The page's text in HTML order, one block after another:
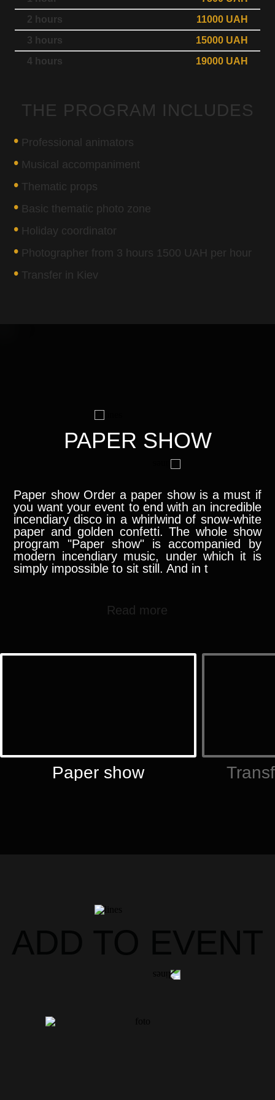
2 hours
11000 UAH
3 hours
15000 UAH
4 hours
19000 UAH
THE PROGRAM INCLUDES
Professional animators
Musical accompaniment
Thematic props
Basic thematic photo zone
Holiday coordinator
Photographer from 3 hours 1500 UAH per hour
Transfer in Kiev
PAPER SHOW
Paper show Order a paper show is a must if
you want your event to end with an incredible
incendiary disco in a whirlwind of snow-white
paper and golden confetti. The whole show
program "Paper show" is accompanied by
modern incendiary music, under which it is
simply impossible to sit still. And in t
Read more
Paper show